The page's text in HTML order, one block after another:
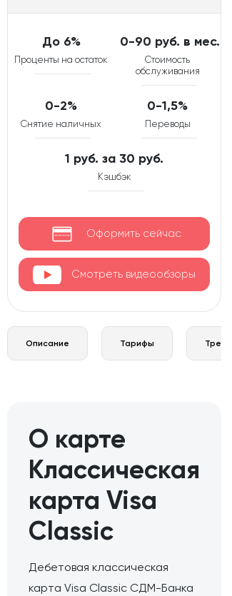
До 6%
Проценты на остаток
0-90 руб. в мес.
Стоимость
обслуживания
0-2%
Снятие наличных
0-1,5%
Переводы
1 руб. за 30 руб.
Кэшбэк
Оформить сейчас
Смотреть видеообзоры
Описание Тарифы
О карте
Классическая
карта Visa
Classic
Дебетовая классическая
карта Visa Classic СДМ-Банка